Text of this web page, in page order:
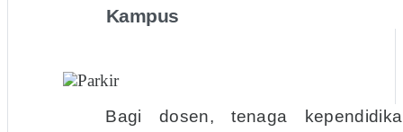
Kampus
Bagi dosen, tenaga